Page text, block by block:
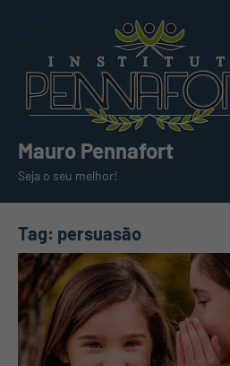
conteúdo
Mauro Pennafort
Seja o seu melhor!
Tag: persuasão